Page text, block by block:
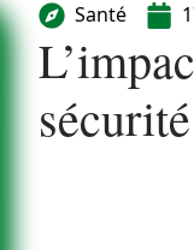
Santé